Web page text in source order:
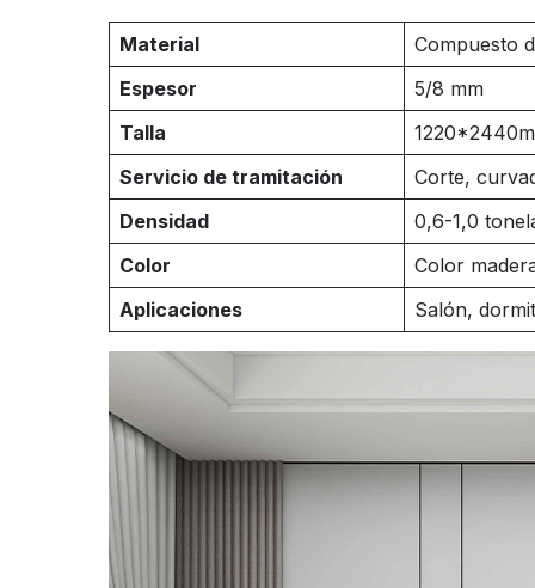
Material
Compuesto
Espesor
5/8 mm
Talla
1220*
Servicio de tramitación
Corte,
Densidad
0,6-1,0
Color
Color
Aplicaciones
Salón,